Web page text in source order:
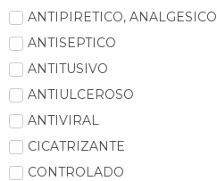
ANTIPIRETICO, ANALGESICO
ANTISEPTICO
ANTITUSIVO
ANTIULCEROSO
ANTIVIRAL
CICATRIZANTE
CONTROLADO